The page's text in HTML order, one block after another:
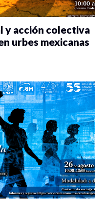
y acción colectiva
urbes mexicanas